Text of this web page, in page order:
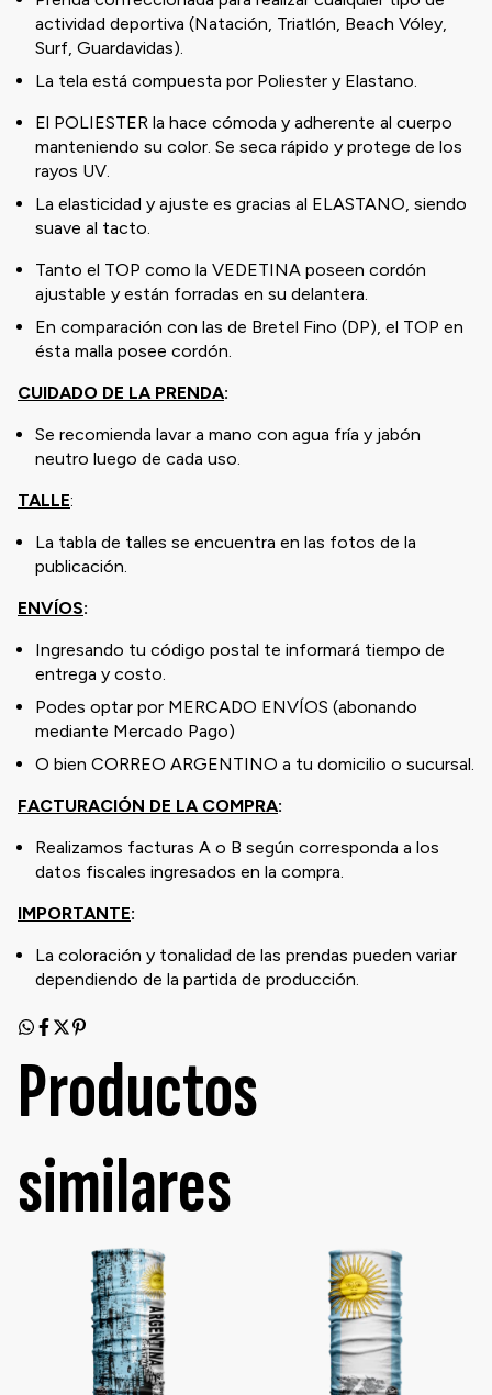
actividad deportiva (Natación, Triatlón, Beach Vóley,
Surf, Guardavidas).
La tela está compuesta por Poliester y Elastano.
El POLIESTER la hace cómoda y adherente al cuerpo
manteniendo su color. Se seca rápido y protege de los
rayos UV.
La elasticidad y ajuste es gracias al ELASTANO, siendo
suave al tacto.
Tanto el TOP como la VEDETINA poseen cordón
ajustable y están forradas en su delantera.
En comparación con las de Bretel Fino (DP), el TOP en
ésta malla posee cordón.
CUIDADO DE LA PRENDA:
Se recomienda lavar a mano con agua fría y jabón
neutro luego de cada uso.
TALLE:
La tabla de talles se encuentra en las fotos de la
publicación.
ENVÍOS:
Ingresando tu código postal te informará tiempo de
entrega y costo.
Podes optar por MERCADO ENVÍOS (abonando
mediante Mercado Pago)
O bien CORREO ARGENTINO a tu domicilio o sucursal.
FACTURACIÓN DE LA COMPRA:
Realizamos facturas A o B según corresponda a los
datos fiscales ingresados en la compra.
IMPORTANTE:
La coloración y tonalidad de las prendas pueden variar
dependiendo de la partida de producción.
Productos
similares